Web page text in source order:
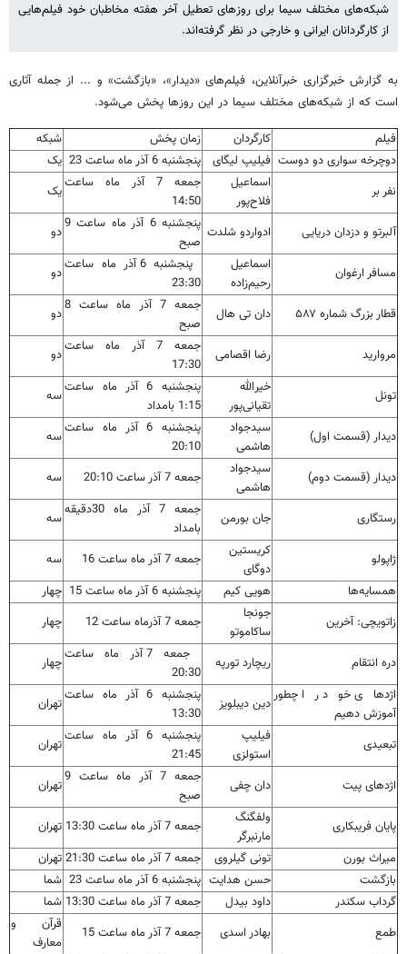
شبکه‌های مختلف سیما برای روزهای تعطیل آخر هفته مخاطبان خود فیلم‌هایی
از کارگردانان ایرانی و خارجی در نظر گرفته‌اند.
به گزارش خبرگزاری خبرآنلاین، فیلم‌های «دیدار»، «بازگشت» و ... از جمله آثاری
است که از شبکه‌های مختلف سیما در این روزها پخش می‌شود.
فیلم
کارگردان زمان پخش
شبکه
دوچرخه سواری دو دوست فیلیپ لیگای پنجشنبه 6 آذر ماه ساعت 23
یک
نفر بر
اسماعیل
فلاح‌پور
جمعه 7 آذر ماه ساعت
14:50
یک
آلبرتو و دزدان دریایی ادواردو شلدت
پنجشنبه 6 آذر ماه ساعت 9
صبح
دو
مسافر ارغوان
اسماعیل
رحیم‌زاده
پنجشنبه 6 آذر ماه ساعت
23:30
دو
قطار بزرگ شماره ۵۸۷ دان تی هال
جمعه 7 آذر ماه ساعت 8
صبح
دو
مروارید رضا اقصامی
جمعه 7 آذر ماه ساعت
17:30
دو
تونل
خیرالله
تقیانی‌پور
پنجشنبه 6 آذر ماه
ساعت
1:15 بامداد
سه
دیدار (قسمت اول)
سیدجواد
هاشمی
پنجشنبه 6 آذر ماه ساعت
20:10
سه
دیدار (قسمت دوم)
سیدجواد
هاشمی
جمعه 7 آذر ساعت 20:10 سه
رستگاری جان بورمن جمعه 7 آذر ماه
30دقیقه
بامداد
سه
ژاپولو
کریستین
دوگای
جمعه 7 آذر ماه ساعت 16
سه
همسایه‌ها
هویی کیم پنجشنبه 6 آذر ماه ساعت 15
چهار
زاتویچی: آخرین
جونجا
ساکاموتو
جمعه 7 آذرماه ساعت 12 چهار
دره انتقام ریچارد تورپه
جمعه 7 آذر ماه ساعت
20:30
چهار
اژدهای خود را چطور
آموزش دهیم
دین دیبلویز
پنجشنبه 6 آذر ماه ساعت
13:30
تهران
تبعیدی
فیلیپ
استولزی
پنجشنبه 6 آذر ماه ساعت
21:45
تهران
اژدهای پیت دان چفی
جمعه 7 آذر ماه ساعت 9
صبح
تهران
پایان فریبکاری
ولفگنگ
مارنبرگر
جمعه 7 آذر ماه ساعت 13:30
تهران
میراث بورن
تونی گیلروی جمعه 7 آذر ماه ساعت 21:30
تهران
بازگشت
حسن هدایت پنجشنبه 6 آذر ماه ساعت 23
شما
گرداب سکندر
داود بیدل جمعه 7 آذر ماه ساعت 13:30
شما
طمع
بهادر اسدی جمعه 7 آذر ماه ساعت 15
قرآن و
معارف